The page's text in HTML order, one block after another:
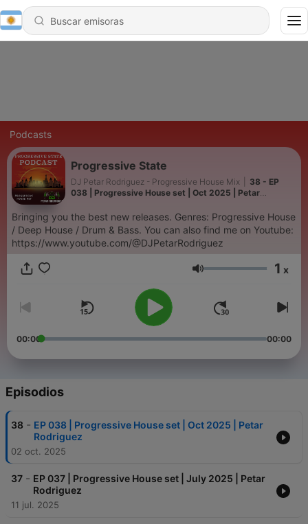
Podcasts
Progressive State
DJ Petar Rodriguez - Progressive House Mix
38 - EP
038 | Progressive House set | Oct 2025 | Petar
Bringing you the best new releases. Genres: Progressive House
/ Deep House / Drum & Bass. You can also find me on Youtube:
https://www.youtube.com/@DJPetarRodriguez
Volumen 1 x
00:00 00:00
Episodios
38 - EP 038 | Progressive House set | Oct 2025 | Petar
Rodriguez
02 oct. 2025
37 - EP 037 | Progressive House set | July 2025 | Petar
Rodriguez
11 jul. 2025